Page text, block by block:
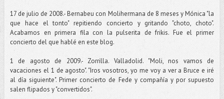
17 de julio de 2008.- Bernabeu con Molihermana de 8 meses y Mónica "la
que hace el tonto" repitiendo concierto y gritando "choto, choto".
Acabamos en primera fila con la pulserita de frikis. Fue el primer
concierto del que hablé en este blog.
1 de agosto de 2009.- Zorrilla. Valladolid. "Moli, nos vamos de
vacaciones el 1 de agosto". "Iros vosotros, yo me voy a ver a Bruce e iré
al día siguiente". Primer concierto de Fede y compañía y por supuesto
salen flipados y "convertidos".